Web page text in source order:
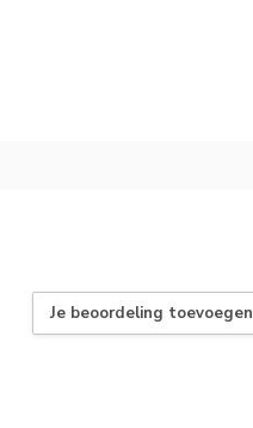
Je beoordeling toevoegen